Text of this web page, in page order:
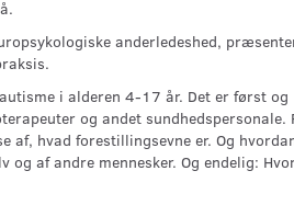
anderledeshed,
i alderen 4-17 år. Det er først og
og andet sundhedspersonale.
af, hvad forestillingsevne er. Og
af andre mennesker. Og endelig: